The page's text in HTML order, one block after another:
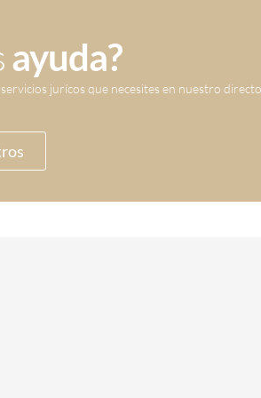
ayuda?
jurícos que necesites en nuestro